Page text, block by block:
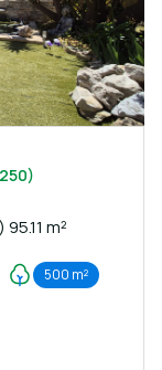
Maison 4 pièce(s) 3 chambre(s) 95.11 m²
500 m²